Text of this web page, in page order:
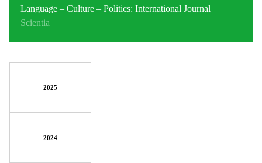
Language – Culture – Politics: International Journal
Scientia
2025
2024